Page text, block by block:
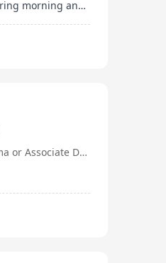
Flexible working hours, offering morning and afternoon shifts
Higher Diploma or Associate Degree